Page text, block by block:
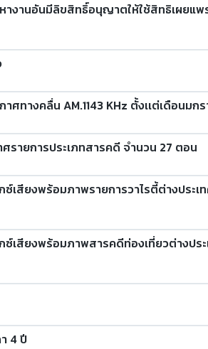
งานอันมีลิขสิทธิ์อนุญาตให้ใช้สิทธิเผยแ
ศทางคลื่น AM.1143 KHz ตั้งเเต่เดือนมก
ายการประเภทสารคดี จำนวน 27 ตอน
เสียงพร้อมภาพรายการวาไรตี้ต่างประ
เสียงพร้อมภาพสารคดีท่องเที่ยวต่างปร
4 ปี